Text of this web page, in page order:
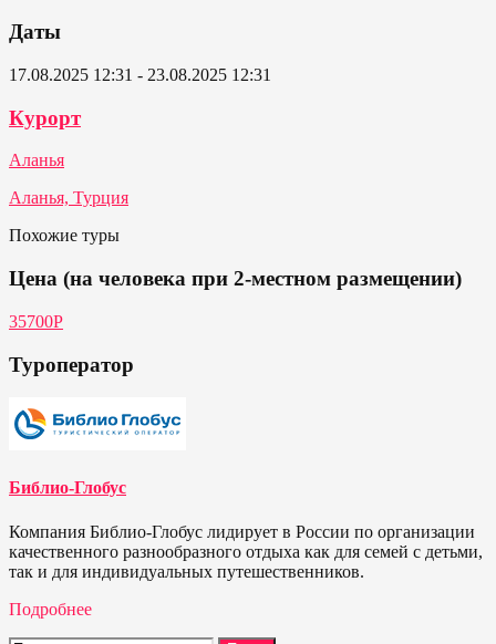
Даты
17.08.2025 12:31 - 23.08.2025 12:31
Курорт
Аланья
Аланья, Турция
Похожие туры
Цена (на человека при 2-местном размещении)
35700P
Туроператор
Библио-Глобус
Компания Библио-Глобус лидирует в России по организации
качественного разнообразного отдыха как для семей с детьми,
так и для индивидуальных путешественников.
Подробнее